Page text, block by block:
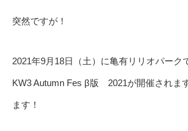
突然ですが！
2021年9月18日（土）に亀有リリオパーク
KW3 Autumn Fes β版 2021が開催されま
ます！